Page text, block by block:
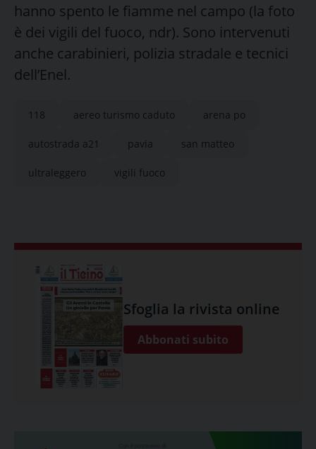
hanno spento le fiamme nel campo (la foto
è dei vigili del fuoco, ndr). Sono intervenuti
anche carabinieri, polizia stradale e tecnici
dell’Enel.
118 aereo turismo caduto arena po
autostrada a21 pavia san matteo
ultraleggero vigili fuoco
Sfoglia la rivista online
Abbonati subito